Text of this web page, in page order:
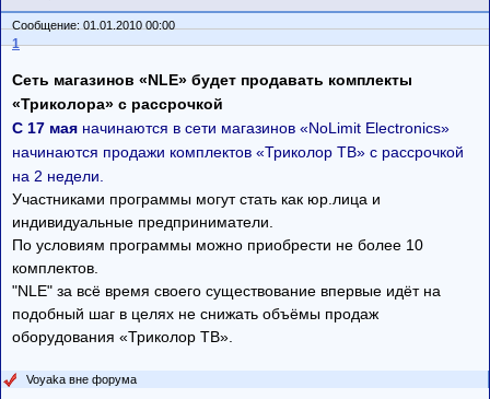
Сообщение: 01.01.2010 00:00
1
Сеть магазинов «NLE» будет продавать комплекты
«Триколора» с рассрочкой
С 17 мая начинаются в сети магазинов «NoLimit Electronics»
начинаются продажи комплектов «Триколор ТВ» с рассрочкой
на 2 недели.
Участниками программы могут стать как юр.лица и
индивидуальные предприниматели.
По условиям программы можно приобрести не более 10
комплектов.
"NLE" за всё время своего существование впервые идёт на
подобный шаг в целях не снижать объёмы продаж
оборудования «Триколор ТВ».
Voyaka вне форума